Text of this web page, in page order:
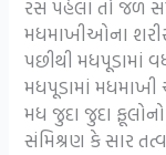
રસ પહેલાં તો જળ
મધમાખીઓના
પછીથી મધપૂડામાં
મધપૂડામાં
મધ જુદા જુદા
સંમિશ્રણ કે સાર